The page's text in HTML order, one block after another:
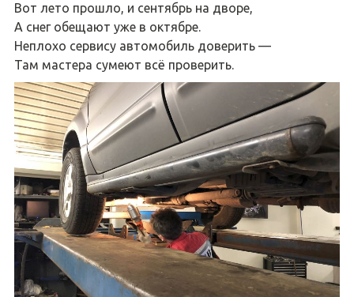
Вот лето прошло, и сентябрь на дворе,
А снег обещают уже в октябре.
Неплохо сервису автомобиль доверить —
Там мастера сумеют всё проверить.